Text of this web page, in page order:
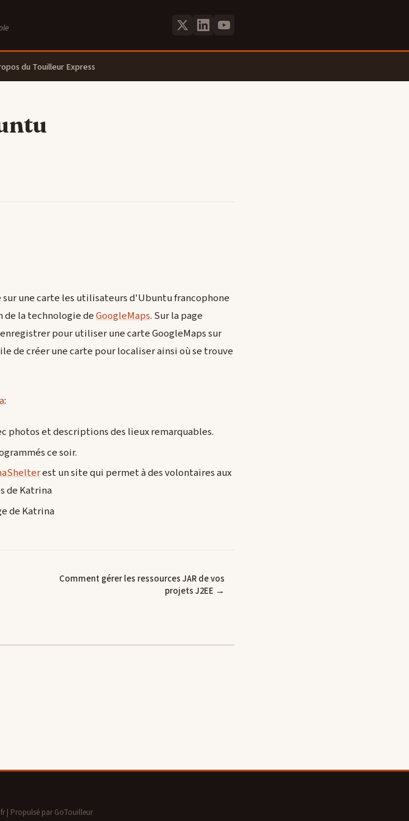
du Touilleur Express
une carte les utilisateurs d'Ubuntu francophone
la technologie deGoogleMaps. Sur la page
pour utiliser une carte GoogleMaps sur
de créer une carte pour localiser ainsi où se trouve
:
photos et descriptions des lieux remarquables.
ce soir.
est un site qui permet à des volontaires aux
de Katrina
de Katrina
Comment gérer les ressources JAR de vos
projets J2EE →
| Propulsé par GoTouilleur